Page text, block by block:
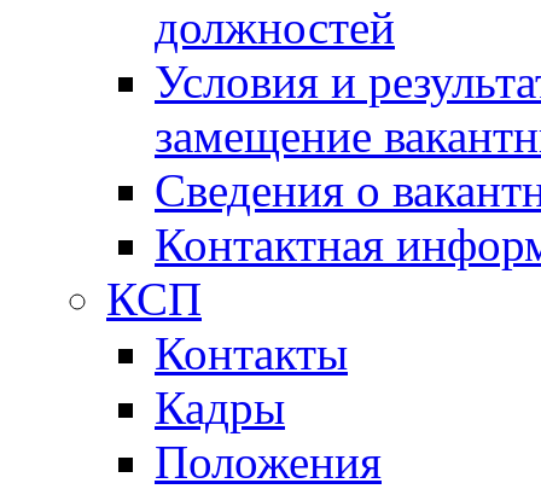
должностей
Условия и
замещение
Сведения о
Контактная
КСП
Контакты
Кадры
Положения